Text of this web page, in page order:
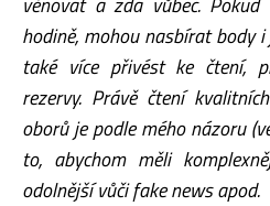
hodině, mohou nasbírat body
také více přivést ke čtení,
rezervy. Právě čtení
oborů je podle mého názoru
to, abychom měli
odolnější vůči fake news apod.